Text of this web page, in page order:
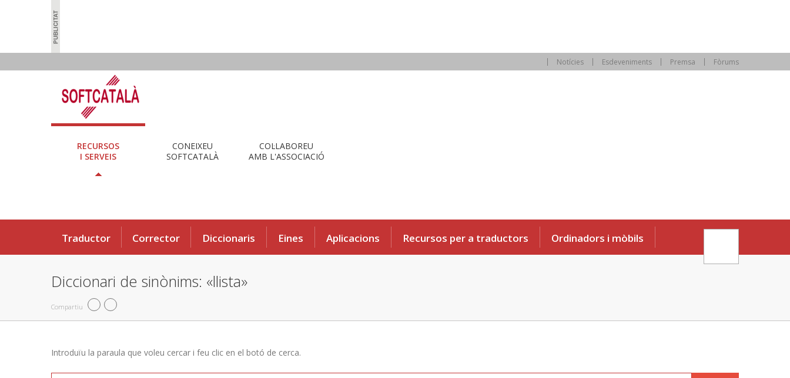
Notícies Esdeveniments Premsa Fòrums
RECURSOS
I SERVEIS
CONEIXEU
SOFTCATALÀ
COL·LABOREU
AMB L'ASSOCIACIÓ
Traductor Corrector Diccionaris Eines Aplicacions Recursos per a traductors Ordinadors i mòbils
Diccionari de sinònims: «llista»
Compartiu
Introduïu la paraula que voleu cercar i feu clic en el botó de cerca.